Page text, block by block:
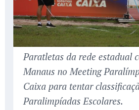
Paratletas da rede estadual
Manaus no Meeting
Caixa para tentar
Paralimpíadas Escolares.